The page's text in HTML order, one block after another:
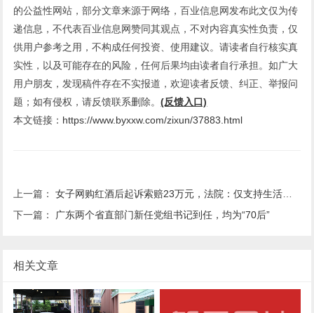
的公益性网站，部分文章来源于网络，百业信息网发布此文仅为传
递信息，不代表百业信息网赞同其观点，不对内容真实性负责，仅
供用户参考之用，不构成任何投资、使用建议。请读者自行核实真
实性，以及可能存在的风险，任何后果均由读者自行承担。如广大
用户朋友，发现稿件存在不实报道，欢迎读者反馈、纠正、举报问
题；如有侵权，请反馈联系删除。(反馈入口)
本文链接： https://www.byxxw.com/zixun/37883.html
上一篇：女子网购红酒后起诉索赔23万元，法院：仅支持生活所需部分十倍赔偿
下一篇： 广东两个省直部门新任党组书记到任，均为“70后”
相关文章